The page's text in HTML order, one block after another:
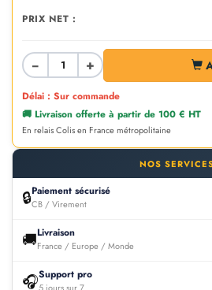
PRIX NET :
− +
Délai : Sur commande
🚚 Livraison offerte à partir de 100 € HT
En relais Colis en France métropolitaine
NOS
🔒Paiement sécurisé
CB / Virement
🚚Livraison
France / Europe / Monde
🎧Support pro